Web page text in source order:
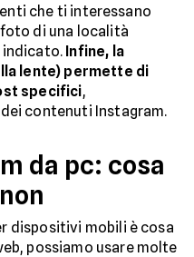
che ti interessano
di una località
indicato. Infine, la
lente) permette di
specifici,
contenuti Instagram.
da pc: cosa
dispositivi mobili è cosa
possiamo usare molte